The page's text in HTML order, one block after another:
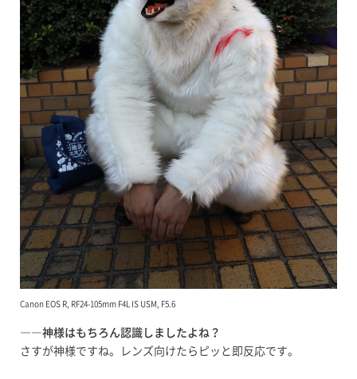
Canon EOS R, RF24-105mm F4L IS USM, F5.6
――神様はもちろん認識しましたよね？
さすが神様ですね。レンズ向けたらピッと即反応です。